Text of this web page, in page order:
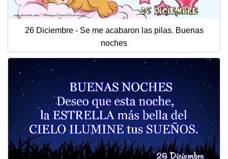
26 Diciembre - Se me acabaron las pilas. Buenas
noches